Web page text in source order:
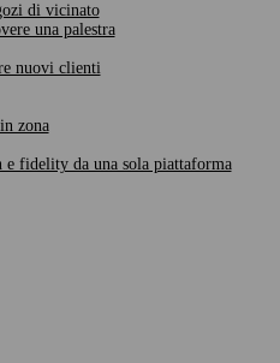
di vicinato
una palestra
nuovi clienti
zona
e fidelity da una sola piattaforma